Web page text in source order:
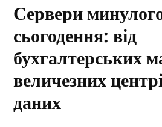
Сервери
сьогодення: від
бухгалтерських
величезних
даних